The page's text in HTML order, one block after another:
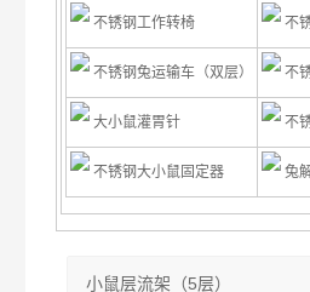
不锈钢工作转椅 不
不锈钢兔运输车（双层） 不
大小鼠灌胃针 不
不锈钢大小鼠固定器 兔